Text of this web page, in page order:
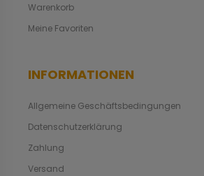
Warenkorb
Meine Favoriten
INFORMATIONEN
Allgemeine Geschäftsbedingungen
Datenschutzerklärung
Zahlung
Versand